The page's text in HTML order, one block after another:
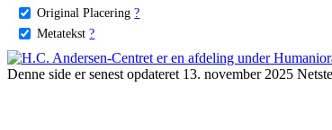
Original Placering ?
Metatekst ?
Denne side er senest opdateret 13. november 2025